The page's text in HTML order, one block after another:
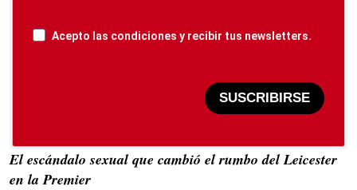
Acepto las condiciones y recibir tus newsletters.
SUSCRIBIRSE
El escándalo sexual que cambió el rumbo del Leicester
en la Premier